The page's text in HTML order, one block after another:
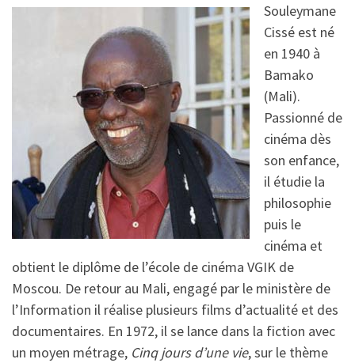
Souleymane
Cissé est né
en 1940 à
Bamako
(Mali).
Passionné de
cinéma dès
son enfance,
il étudie la
philosophie
puis le
cinéma et
obtient le diplôme de l’école de cinéma VGIK de
Moscou. De retour au Mali, engagé par le ministère de
l’Information il réalise plusieurs films d’actualité et des
documentaires. En 1972, il se lance dans la fiction avec
un moyen métrage, Cinq jours d’une vie, sur le thème